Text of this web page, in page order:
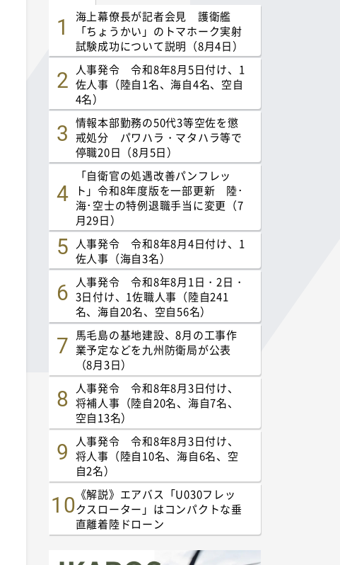
海上幕僚長が記者会見 護衛艦
「ちょうかい」のトマホーク実射
試験成功について説明（8月4日）
人事発令 令和8年8月5日付け、1
佐人事（陸自1名、海自4名、空自
4名）
情報本部勤務の50代3等空佐を懲
戒処分 パワハラ・マタハラ等で
停職20日（8月5日）
「自衛官の処遇改善パンフレッ
ト」令和8年度版を一部更新 陸･
海･空士の特例退職手当に変更（7
月29日）
人事発令 令和8年8月4日付け、1
佐人事（海自3名）
人事発令 令和8年8月1日・2日・
3日付け、1佐職人事（陸自241
名、海自20名、空自56名）
馬毛島の基地建設、8月の工事作
業予定などを九州防衛局が公表
（8月3日）
人事発令 令和8年8月3日付け、
将補人事（陸自20名、海自7名、
空自13名）
人事発令 令和8年8月3日付け、
将人事（陸自10名、海自6名、空
自2名）
《解説》エアバス「U030フレッ
クスローター」はコンパクトな垂
直離着陸ドローン